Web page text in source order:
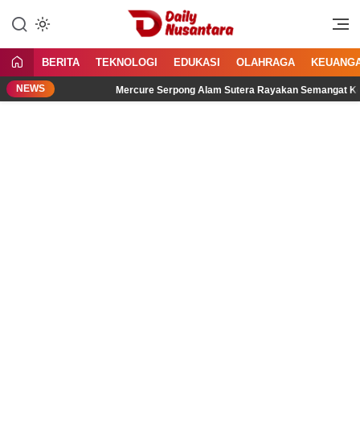
konten
Daily Nusantara
Menyajikan Fakta, Menginspirasi
BERITA TEKNOLOGI EDUKASI OLAHRAGA
NEWS Mercure Serpong Alam Sutera Rayakan Semangat